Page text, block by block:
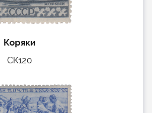
Коряки
СК120